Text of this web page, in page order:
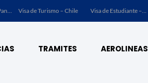
Visa de Turismo – Panamá Visa de Turismo – Chile Visa de Estudiante – Chile
TRAMITES AEROLINEAS